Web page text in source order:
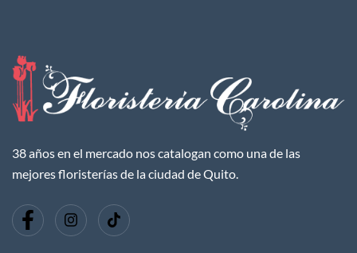
38 años en el mercado nos catalogan como una de las
mejores floristerías de la ciudad de Quito.